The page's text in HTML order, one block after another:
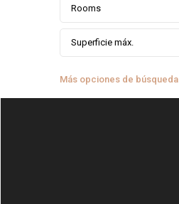
Rooms
Más opciones de búsqueda